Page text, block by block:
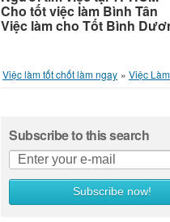
Cho tốt việc làm Bình Tân
Việc làm cho Tốt Bình
Việc làm tốt chốt làm ngay » Việc Làm
Subscribe to this search
Subscribe now!